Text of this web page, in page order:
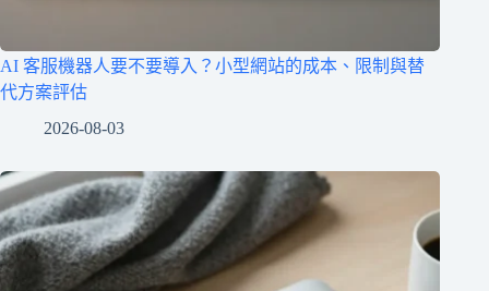
AI 客服機器人要不要導入？小型網站的成本、限制與替
代方案評估
2026-08-03